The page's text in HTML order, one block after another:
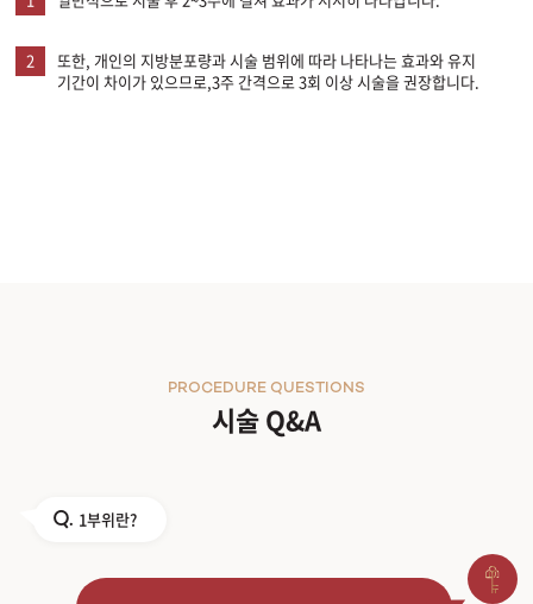
2
또한, 개인의 지방분포량과 시술 범위에 따라 나타나는 효과와 유지
기간이 차이가 있으므로,3주 간격으로 3회 이상 시술을 권장합니다.
시술 Q&A
PROCEDURE QUESTIONS
Q. 1부위란?